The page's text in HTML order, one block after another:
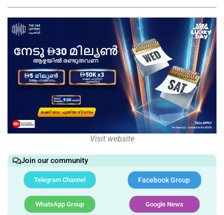
Visit website
Join our community
Telegram Channel Facebook Group
WhatsApp Group Google News